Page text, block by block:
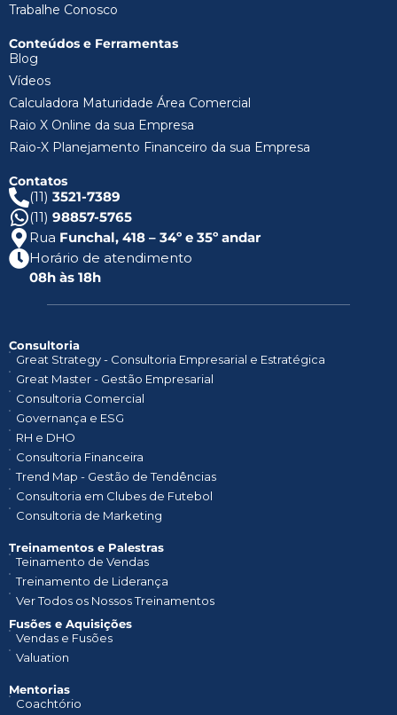
Trabalhe Conosco
Conteúdos e Ferramentas
Blog
Vídeos
Calculadora Maturidade Área Comercial
Raio X Online da sua Empresa
Raio-X Planejamento Financeiro da sua Empresa
Contatos
(11) 3521-7389
(11) 98857-5765
Rua Funchal, 418 – 34º e 35º andar
Horário de atendimento
08h às 18h
Consultoria
Great Strategy - Consultoria Empresarial e Estratégica
Great Master - Gestão Empresarial
Consultoria Comercial
Governança e ESG
RH e DHO
Consultoria Financeira
Trend Map - Gestão de Tendências
Consultoria em Clubes de Futebol
Consultoria de Marketing
Treinamentos e Palestras​
Teinamento de Vendas
Treinamento de Liderança
Ver Todos os Nossos Treinamentos
Fusões e Aquisições
Vendas e Fusões
Valuation
Mentorias
Coachtório